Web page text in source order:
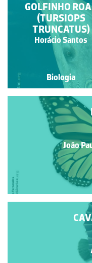
SARDÃO
Isabel Gil
Biologia
João
GOLFINHO
(TURSIOPS
TRUNCATUS)
Horácio Santos
Biologia